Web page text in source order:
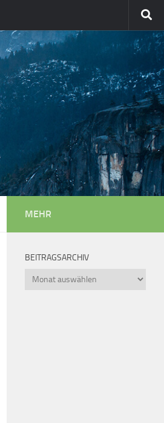
MEHR
BEITRAGSARCHIV
Beitragsarchiv